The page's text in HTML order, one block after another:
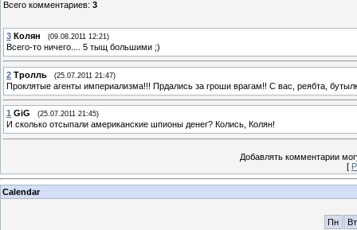
Всего комментариев: 3
3 Колян (09.08.2011 12:21)
Всего-то ничего.... 5 тыщ большими ;)
2 Тролль (25.07.2011 21:47)
Проклятые агенты империализма!!! Прдались за гроши врагам!! С вас, реябта,
1 GiG (25.07.2011 21:45)
И сколько отсыпали американские шпионы денег? Колись, Колян!
Добавлять комментарии
[
Calendar
Пн Вт